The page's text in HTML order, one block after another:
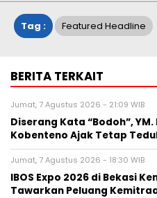
Tag : Featured Headline
BERITA TERKAIT
Jumat, 7 Agustus 2026 - 21:09 WIB
Diserang Kata “Bodoh”, YM.
Kobenteno Ajak Tetap
Jumat, 7 Agustus 2026 - 18:30 WIB
IBOS Expo 2026 di Bekasi
Tawarkan Peluang